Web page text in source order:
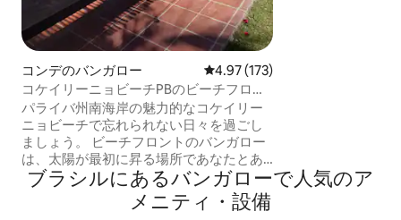
コンデのバンガロー レビュー173件、5つ星中4.97つ
4.97 (173)
コケイリーニョビーチPBのビーチフロン
トのバンガロー
パライバ州南海岸の魅力的なコケイリー
ニョビーチで忘れられない日々を過ごし
ましょう。 ビーチフロントのバンガロー
は、太陽が最初に昇る場所であなたとあ
なたの家族に完璧な瞬間を提供します。
https://www.google.com/amp/s/g1.globo.com/google/amp/
de-coqueirinho-no-conde-pb-oferece-
ブラシルにあるバンガローで人気のア
メニティ・設備